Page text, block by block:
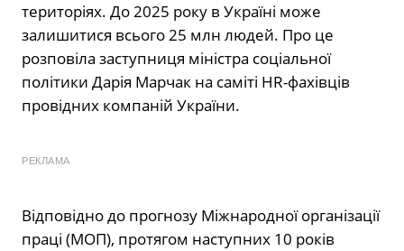
територіях. До 2025 року в Україні може
залишитися всього 25 млн людей. Про це
розповіла заступниця міністра соціальної
політики Дарія Марчак на саміті HR-фахівців
провідних компаній України.
РЕКЛАМА
Відповідно до прогнозу Міжнародної організації
праці (МОП), протягом наступних 10 років